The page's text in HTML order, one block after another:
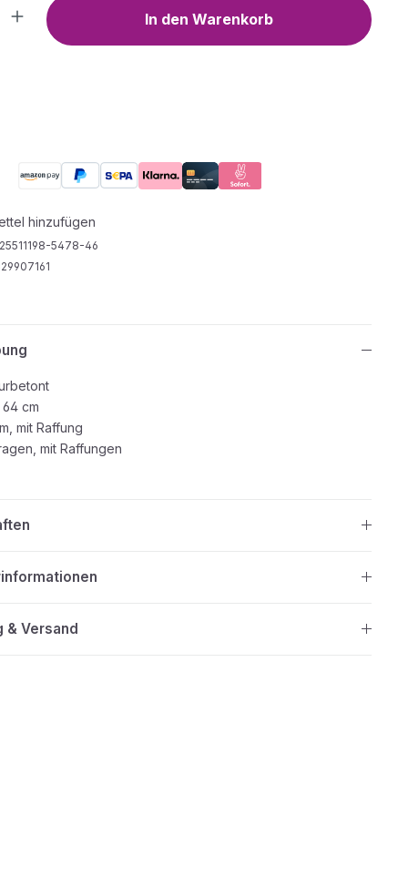
Gib den gewünschten Wert
In den Warenkorb
hinzufügen
25511198-5478-46
cm
mit Raffung
mit Raffungen
& Versand